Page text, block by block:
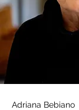
Adriana Bebiano